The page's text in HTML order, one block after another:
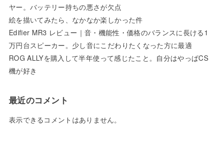
ヤー。バッテリー持ちの悪さが欠点
絵を描いてみたら、なかなか楽しかった件
Edifier MR3 レビュー｜音・機能性・価格のバランスに長ける1
万円台スピーカー。少し音にこだわりたくなった方に最適
ROG ALLYを購入して半年使って感じたこと。自分はやっぱCS
機が好き
最近のコメント
表示できるコメントはありません。